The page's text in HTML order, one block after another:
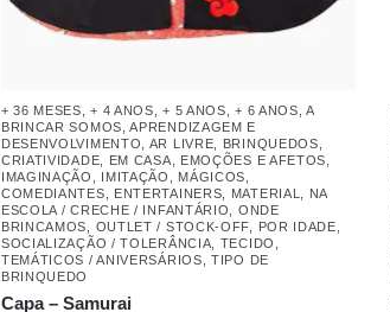
+ 36 MESES ,+ 4 ANOS ,+ 5 ANOS ,+ 6 ANOS ,A
BRINCAR SOMOS ,APRENDIZAGEM E
DESENVOLVIMENTO
AR LIVRE BRINQUEDOS
CRIATIVIDADE
EM CASA EMOÇÕES E AFETOS
IMAGINAÇÃO
IMITAÇÃO
MÁGICOS,
COMEDIANTES, ENTERTAINERS
MATERIAL
NA
ESCOLA / CRECHE / INFANTÁRIO
ONDE
BRINCAMOS
OUTLET / STOCK-OFF POR IDADE
SOCIALIZAÇÃO / TOLERÂNCIA
TECIDO
TEMÁTICOS / ANIVERSÁRIOS ,TIPO DE
BRINQUEDO
Capa – Samurai